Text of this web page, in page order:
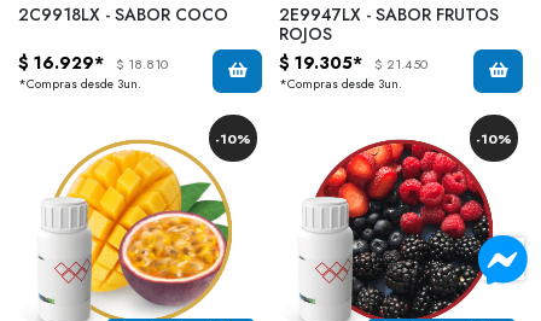
2C9918LX - SABOR COCO
$ 16.929*
$ 18.810
*Compras desde 3un.
2E9947LX - SABOR FRUTOS
ROJOS
$ 19.305*
$ 21.450
*Compras desde 3un.
-10% -10%